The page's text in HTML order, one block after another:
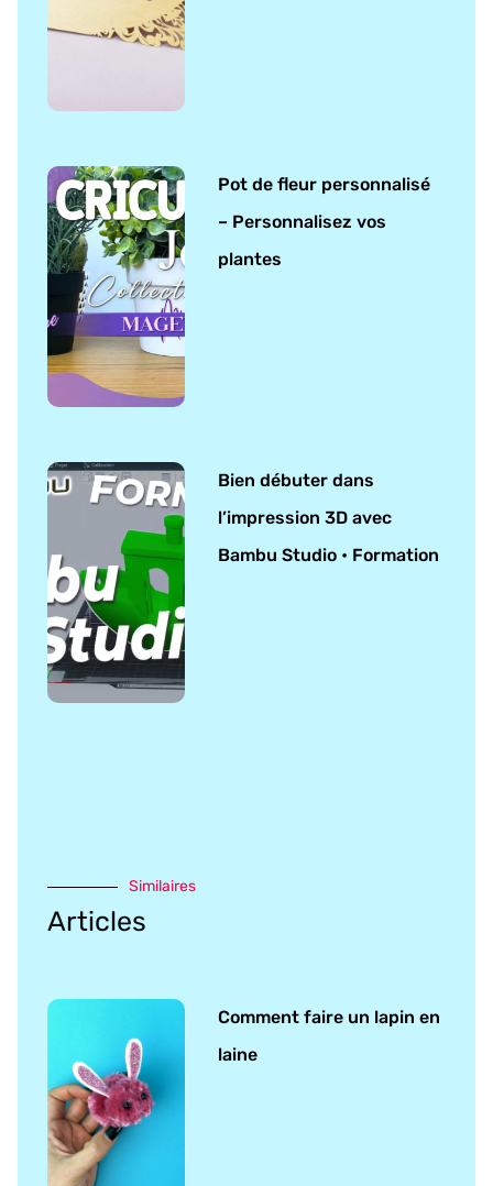
Pot de fleur personnalisé
– Personnalisez vos
plantes
Bien débuter dans
l’impression 3D avec
Bambu Studio • Formation
Similaires
Articles
Comment faire un lapin en
laine